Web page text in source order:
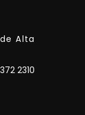
Alta
2310